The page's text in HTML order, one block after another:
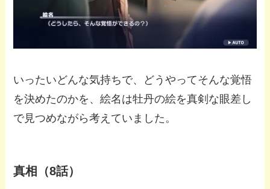
いったいどんな気持ちで、どうやってそんな覚悟
を決めたのかを、絵名は牡丹の絵を真剣な眼差し
で見つめながら考えていました。
真相（8話）